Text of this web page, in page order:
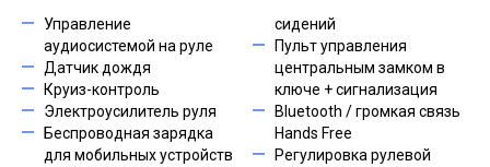
Управление
аудиосистемой на руле
Датчик дождя
Круиз-контроль
Электроусилитель руля
Беспроводная зарядка
для мобильных устройств
сидений
Пульт управления
центральным замком в
ключе + сигнализация
Bluetooth / громкая связь
Hands Free
Регулировка рулевой